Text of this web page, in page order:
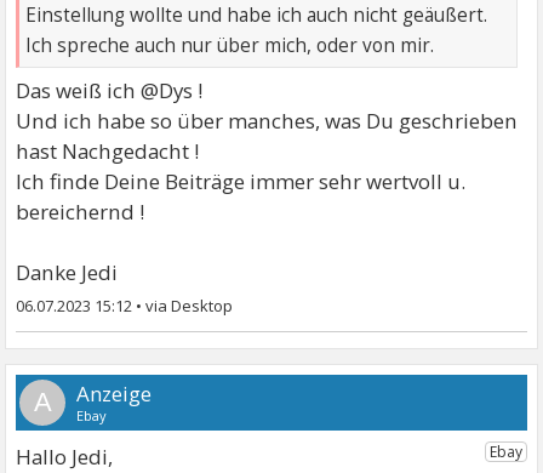
Einstellung wollte und habe ich auch nicht geäußert.
Ich spreche auch nur über mich, oder von mir.
Das weiß ich @Dys !
Und ich habe so über manches, was Du geschrieben
hast Nachgedacht !
Ich finde Deine Beiträge immer sehr wertvoll u.
bereichernd !
Danke Jedi
06.07.2023 15:12 •
A
Hallo Jedi,